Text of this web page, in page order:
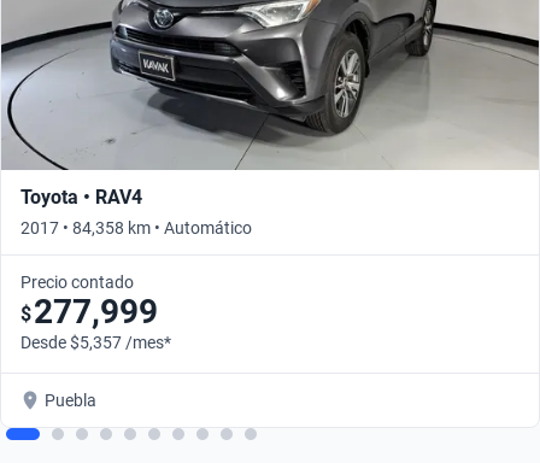
Toyota • RAV4
2017 • 84,358 km • Automático
Precio contado
$277,999
Desde $5,357 /mes*
Puebla